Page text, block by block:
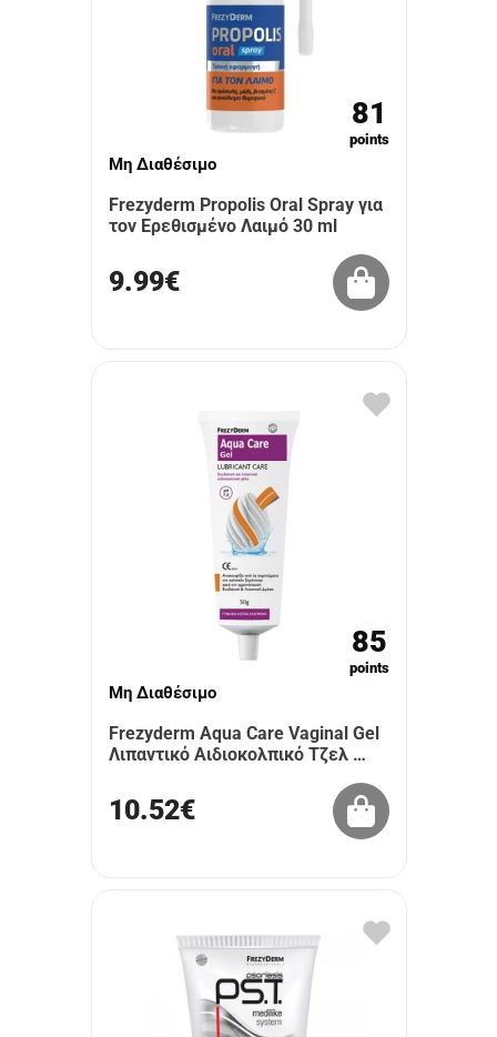
81
points
Μη Διαθέσιμο
Frezyderm Propolis Oral Spray για
τον Ερεθισμένο Λαιμό 30 ml
9.99€
85
points
Μη Διαθέσιμο
Frezyderm Aqua Care Vaginal Gel
Λιπαντικό Αιδιοκολπικό Τζελ …
10.52€